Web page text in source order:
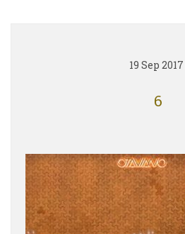
19 Sep 2017
6